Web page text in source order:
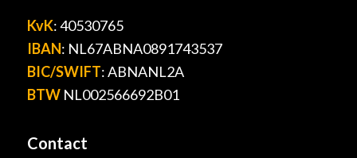
KvK: 40530765
IBAN: NL67ABNA0891743537
BIC/SWIFT: ABNANL2A
BTWNL002566692B01
Contact